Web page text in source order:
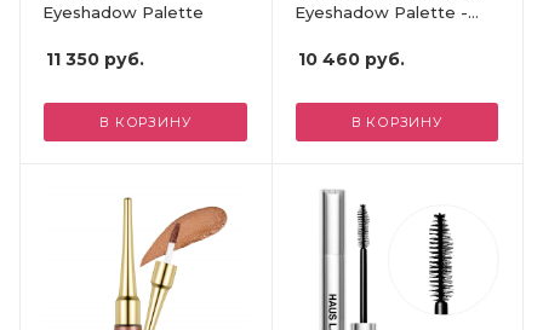
Eyeshadow Palette
11 350 руб.
В КОРЗИНУ
Eyeshadow Palette -
10 460руб.
В КОРЗИНУ